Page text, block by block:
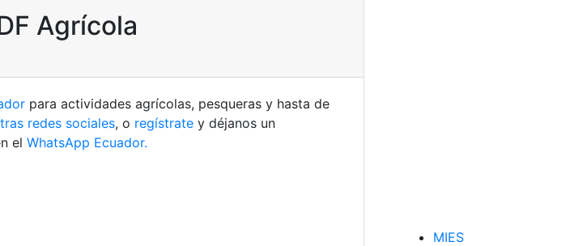
Agrícola
para actividades agrícolas, pesqueras y hasta de
redes sociales, o regístrate y déjanos un
el WhatsApp Ecuador.
MIES